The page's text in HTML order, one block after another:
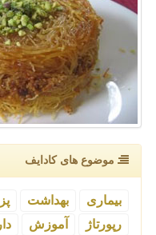
موضوع های كادایف
بیماری بهداشت
رپورتاژ
آموزش